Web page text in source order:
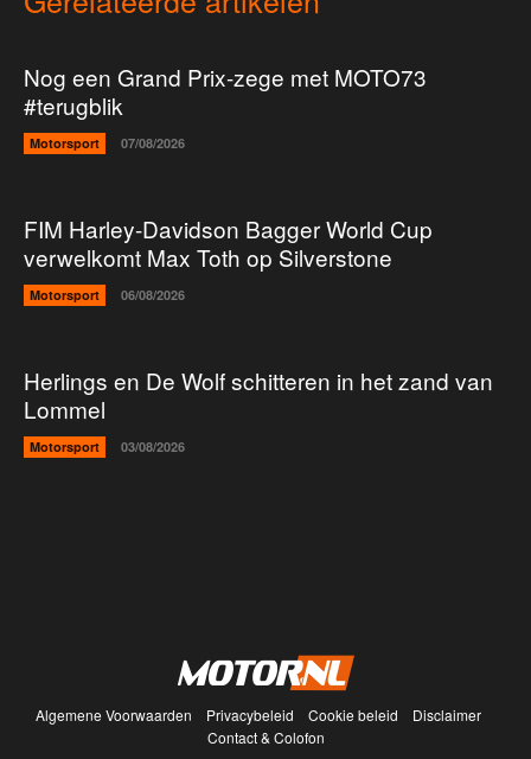
Nog een Grand Prix-zege met MOTO73
#terugblik
Motorsport 07/08/2026
FIM Harley-Davidson Bagger World Cup
verwelkomt Max Toth op Silverstone
Motorsport 06/08/2026
Herlings en De Wolf schitteren in het zand van
Lommel
Motorsport 03/08/2026
Algemene Voorwaarden Privacybeleid Cookie beleid
Disclaimer
Contact & Colofon